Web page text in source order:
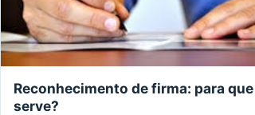
Reconhecimento de firma: para que
serve?